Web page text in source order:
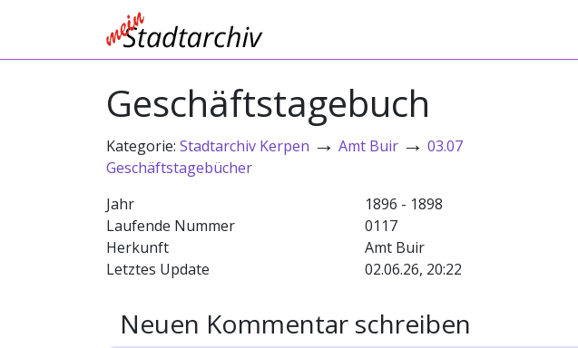
Geschäftstagebuch
Kategorie: Stadtarchiv Kerpen → Amt Buir → 03.07
Geschäftstagebücher
Jahr
1896 - 1898
Laufende Nummer
0117
Herkunft
Amt Buir
Letztes Update
02.06.26, 20:22
Neuen Kommentar schreiben